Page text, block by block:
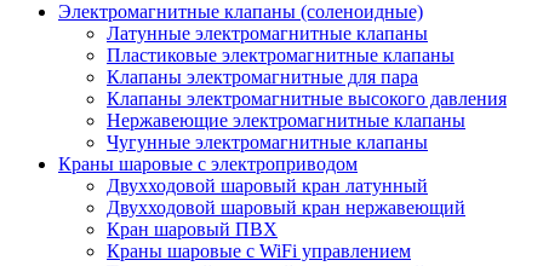
Электромагнитные клапаны (соленоидные)
Латунные электромагнитные клапаны
Пластиковые электромагнитные клапаны
Клапаны электромагнитные для пара
Клапаны электромагнитные высокого давления
Нержавеющие электромагнитные клапаны
Чугунные электромагнитные клапаны
Краны шаровые с электроприводом
Двухходовой шаровый кран латунный
Двухходовой шаровый кран нержавеющий
Кран шаровый ПВХ
Краны шаровые с WiFi управлением